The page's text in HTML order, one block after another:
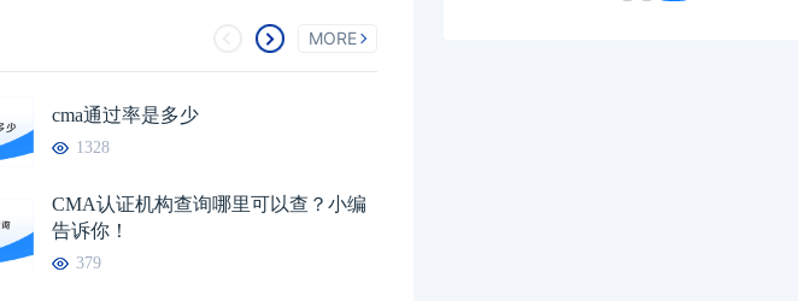
MORE
cma通过率是多少
1328
CMA认证机构查询哪里可以查？小编
告诉你！
379